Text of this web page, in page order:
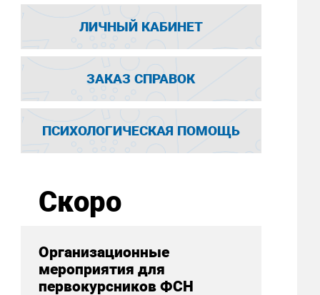
ЛИЧНЫЙ КАБИНЕТ
ЗАКАЗ СПРАВОК
ПСИХОЛОГИЧЕСКАЯ ПОМОЩЬ
Скоро
Организационные
мероприятия для
первокурсников ФСН